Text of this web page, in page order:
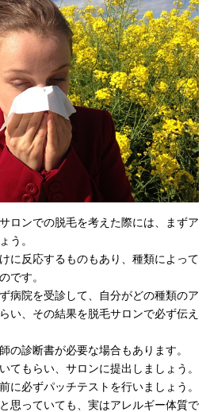
ロンでの脱毛を考えた際には、まずア
う。
に反応するものもあり、種類によって
です。
病院を受診して、自分がどの種類のア
い、その結果を脱毛サロンで必ず伝え
の診断書が必要な場合もあります。
てもらい、サロンに提出しましょう。
に必ずパッチテストを行いましょう。
思っていても、実はアレルギー体質で